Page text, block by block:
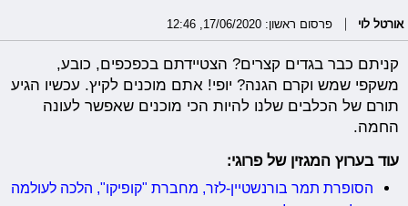
אורטל לוי פרסום ראשון: 17/06/2020, 12:46
קניתם כבר בגדים קצרים? הצטיידתם בכפכפים, כובע,
משקפי שמש וקרם הגנה? יופי! אתם מוכנים לקיץ. עכשיו הגיע
תורם של הכלבים שלנו להיות הכי מוכנים שאפשר לעונה
החמה.
עוד בערוץ המגזין של פרוגי:
הסופרת תמר בורנשטיין-לזר, מחברת "קופיקו", הלכה לעולמה